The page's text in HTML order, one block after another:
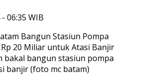
06:35 WIB
bakal bangun stasiun pompa
banjir (foto mc batam)